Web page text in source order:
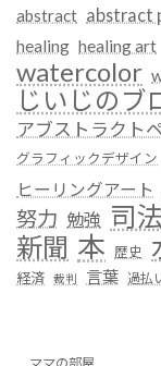
abstract abstract
healing healing art
watercolor
じいじのブ
アブストラクト
グラフィックデザイン
ヒーリングアート
努力 勉強 司
新聞 本 歴史
経済 裁判 言葉 過払